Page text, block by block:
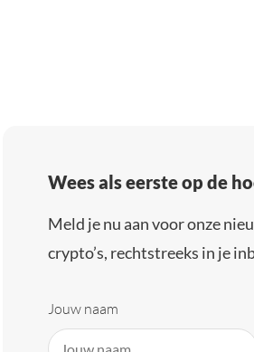
Wees als eerste op de
Meld je nu aan voor onze
crypto’s, rechtstreeks in je
Jouw naam